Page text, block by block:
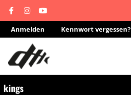
Anmelden Kennwort vergessen?
kings